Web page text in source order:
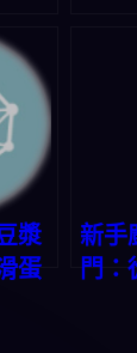
漿
蛋
新手
門：